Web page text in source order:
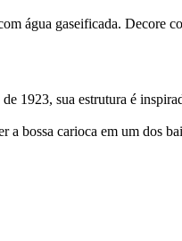
água gaseificada. Decore
1923, sua estrutura é
bossa carioca em um dos